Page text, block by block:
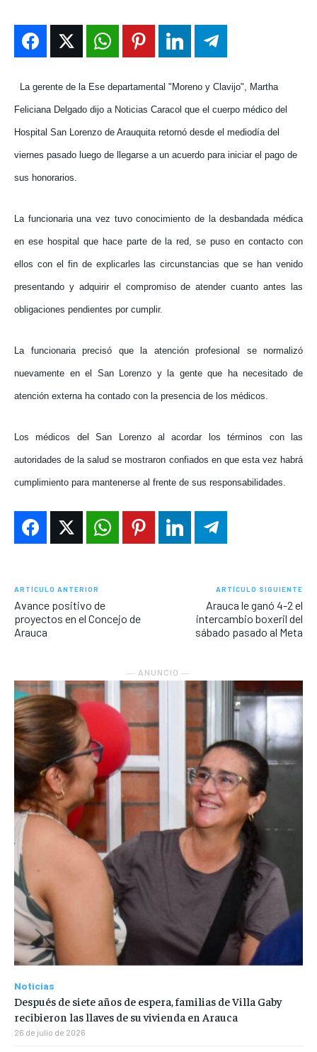
EN VIVO
NOSOTROS
INSTITUCIONAL
EN VIVO
NOSOTROS
INSTITUCIONAL
EN VIVO
NOSOTROS
INSTITUCIONAL
EN VIVO
NOSOTROS
INSTITUCIONAL
La gerente de la Ese departamental "Moreno y Clavijo", Martha
Feliciana Delgado dijo a Noticias Caracol que el cuerpo médico del
Hospital San Lorenzo de Arauquita retornó desde el mediodía del
viernes pasado luego de llegarse a un acuerdo para iniciar el pago de
sus honorarios.
La funcionaria una vez tuvo conocimiento de la desbandada médica
en ese hospital que hace parte de la red, se puso en contacto con
ellos con el fin de explicarles las circunstancias que se han venido
presentando y adquirir el compromiso de atender cuanto antes las
obligaciones pendientes por cumplir.
La funcionaria precisó que la atención profesional se normalizó
nuevamente en el San Lorenzo y la gente que ha necesitado de
atención externa ha contado con la presencia de los médicos.
Los médicos del San Lorenzo al acordar los términos con las
autoridades de la salud se mostraron confiados en que esta vez habrá
cumplimiento para mantenerse al frente de sus responsabilidades.
ARTÍCULO ANTERIOR
Avance positivo de
proyectos en el Concejo de
Arauca
ARTÍCULO SIGUIENTE
Arauca le ganó 4-2 el
intercambio boxeril del
sábado pasado al Meta
― ANUNCIO ―
Noticias
Después de siete años de espera, familias de Villa Gaby
recibieron las llaves de su vivienda en Arauca
26 de julio de 2026